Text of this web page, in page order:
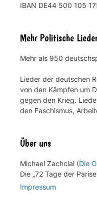
IBAN DE44 500 105
Mehr Politische
Mehr als 950
Lieder der deutschen
von den Kämpfen um
gegen den Krieg.
den Faschismus,
Über uns
Michael Zachcial (Die
Die „72 Tage der
Impressum